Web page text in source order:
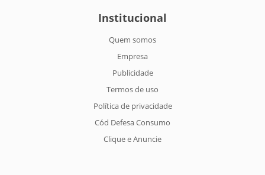
Institucional
Quem somos
Empresa
Publicidade
Termos de uso
Política de privacidade
Cód Defesa Consumo
Clique e Anuncie